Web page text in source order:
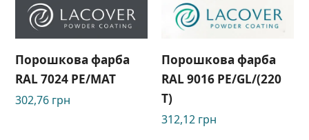
Порошкова фарба
RAL 7024 PE/MAT
302,76 грн
Порошкова фарба
RAL 9016 РЕ/GL/(220
Т)
312,12 грн